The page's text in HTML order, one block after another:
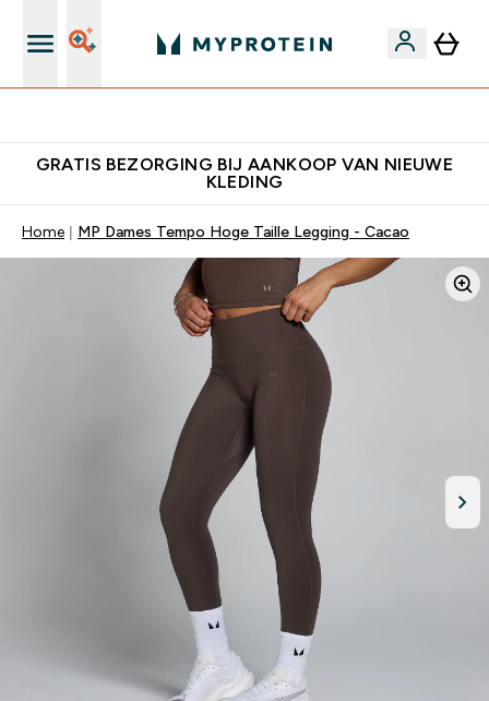
GRATIS BEZORGING BIJ AANKOOP VAN NIEUWE
KLEDING
Home MP Dames Tempo Hoge Taille Legging - Cacao